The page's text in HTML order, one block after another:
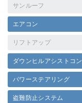
サンルーフ
エアコン
リフトアップ
ダウンヒルアシストコ
パワーステアリング
盗難防止システム